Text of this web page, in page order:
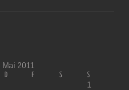
Mai 2011
D F S S
1